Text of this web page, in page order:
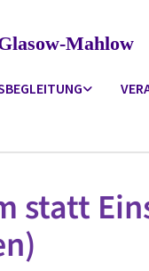
Mahlow
statt